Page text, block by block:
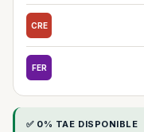
CRE
FER
✅ 0% TAE DISPONIBLE